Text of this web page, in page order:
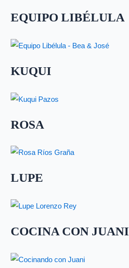
EQUIPO LIBÉLULA
KUQUI
ROSA
LUPE
COCINA CON JUANI